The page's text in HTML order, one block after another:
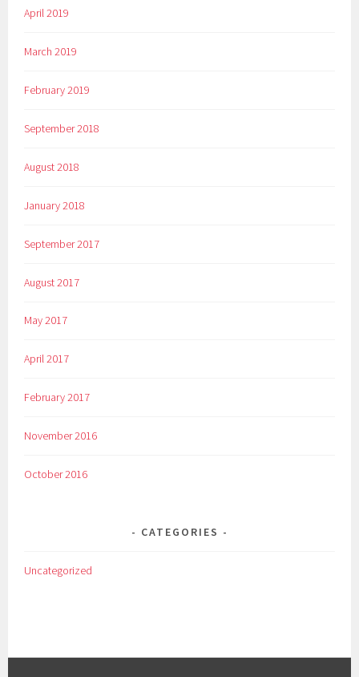
April 2019
March 2019
February 2019
September 2018
August 2018
January 2018
September 2017
August 2017
May 2017
April 2017
February 2017
November 2016
October 2016
CATEGORIES
Uncategorized